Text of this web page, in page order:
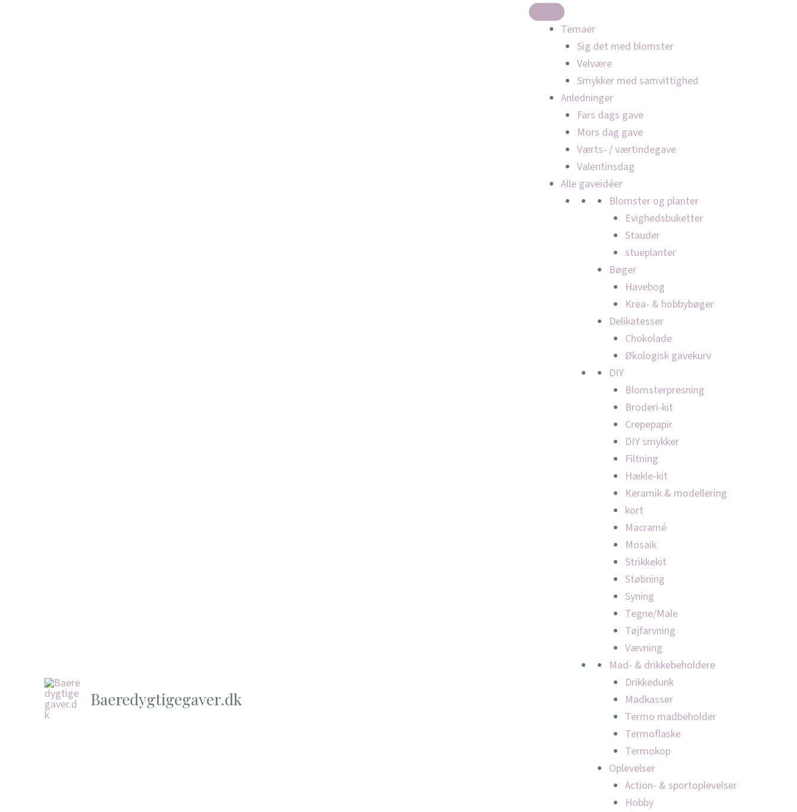
Baeredygtigegaver.dk
Temaer
Sig det med blomster
Velvære
Smykker med samvittighed
Anledninger
Fars dags gave
Mors dag gave
Værts- / værtindegave
Valentinsdag
Alle gaveidéer
Blomster og planter
Evighedsbuketter
Stauder
stueplanter
Bøger
Havebog
Krea- & hobbybøger
Delikatesser
Chokolade
Økologisk gavekurv
DIY
Blomsterpresning
Broderi-kit
Crepepapir
DIY smykker
Filtning
Hækle-kit
Keramik & modellering
kort
Macramé
Mosaik
Strikkekit
Støbning
Syning
Tegne/Male
Tøjfarvning
Vævning
Mad- & drikkebeholdere
Drikkedunk
Madkasser
Termo madbeholder
Termoflaske
Termokop
Oplevelser
Action- & sportoplevelser
Hobby